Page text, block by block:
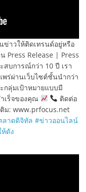
าวให้ติดเทรนด์อยู่หรือ
Press Release | Press
บการณ์กว่า 10 ปี เรา
ร่ผ่านเว็บไซต์ชั้นนำกว่า
กลุ่มเป้าหมายแบบมี
เร็จของคุณ
ติดต่อ
ติม: www.prfocus.net
ลาดดิจิทัล #ข่าวออนไลน์
ดัง